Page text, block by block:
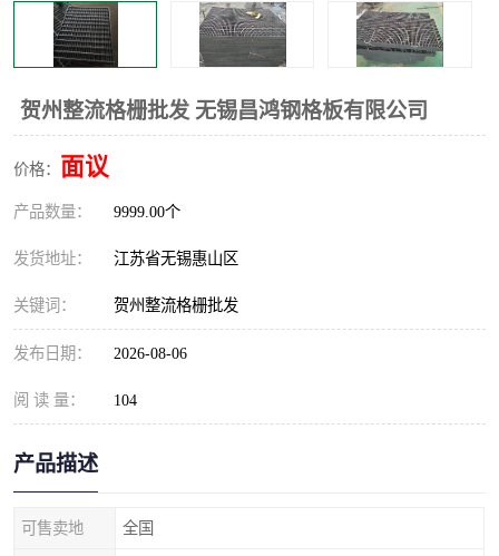
贺州整流格栅批发 无锡昌鸿钢格板有限公司
价格： 面议
产品数量： 9999.00个
发货地址： 江苏省无锡惠山区
关键词： 贺州整流格栅批发
发布日期： 2026-08-06
阅 读 量： 104
产品描述
可售卖地 全国